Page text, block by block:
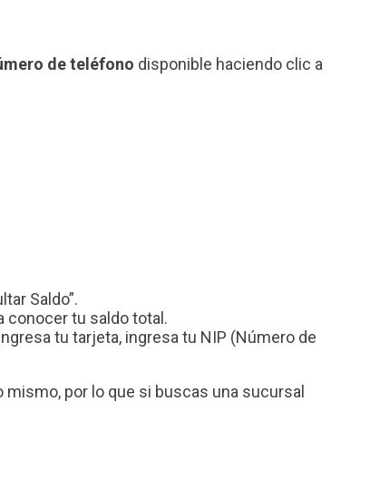
de teléfono disponible haciendo clic a
Saldo”.
conocer tu saldo total.
tu tarjeta, ingresa tu NIP (Número de
por lo que si buscas una sucursal